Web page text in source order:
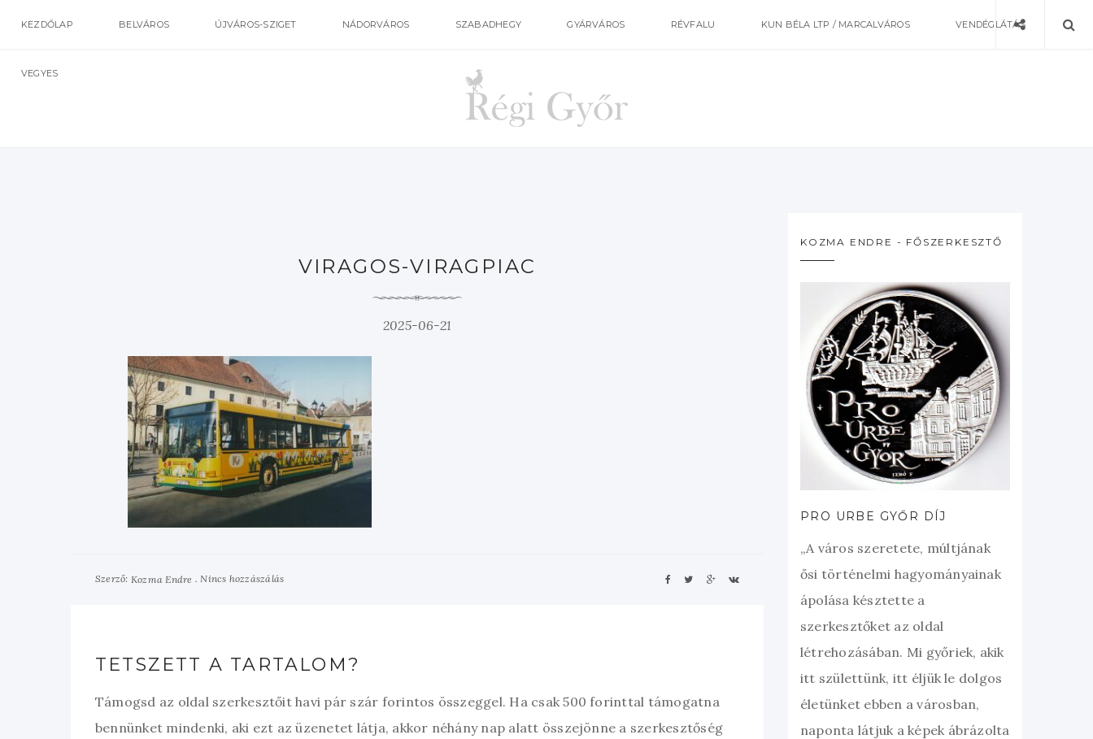
KEZDŐLAP BELVÁROS ÚJVÁROS-SZIGET NÁDORVÁROS SZABADHEGY GYÁRVÁROS RÉVFALU KUN BÉLA LTP / MARCALVÁROS VENDÉGLÁTÁS
VEGYES
VIRAGOS-VIRAGPIAC
2025-06-21
Szerző: Kozma Endre Nincs hozzászálás
TETSZETT A TARTALOM?
Támogsd az oldal szerkesztőit havi pár szár forintos összeggel. Ha csak 500 forinttal támogatna
bennünket mindenki, aki ezt az üzenetet látja, akkor néhány nap alatt összejönne a szerkesztőség
KOZMA ENDRE - FŐSZERKESZTŐ
PRO URBE GYŐR DÍJ
„A város szeretete, múltjának
ősi történelmi hagyományainak
ápolása késztette a
szerkesztőket az oldal
létrehozásában. Mi győriek, akik
itt születtünk, itt éljük le dolgos
életünket ebben a városban,
naponta látjuk a képek ábrázolta